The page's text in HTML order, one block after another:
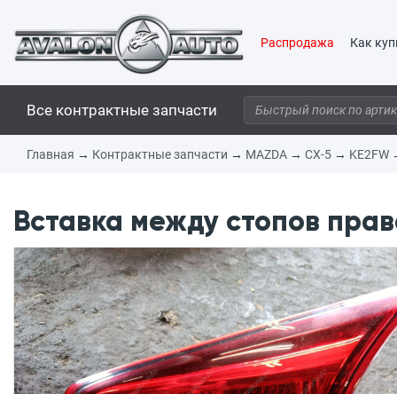
Распродажа Как
Все контрактные запчасти
Главная → Контрактные запчасти → MAZDA → CX-5 → KE2FW
Вставка между стопов